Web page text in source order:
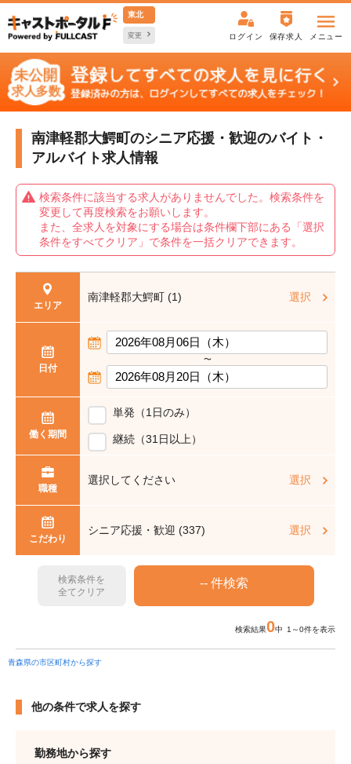
東北
変更 ログイン 保存求人 メニュー
南津軽郡大鰐町のシニア応援・歓迎のバイト・
アルバイト求人情報
検索条件に該当する求人がありませんでした。検索条件を
変更して再度検索をお願いします。
また、全求人を対象にする場合は条件欄下部にある「選択
条件をすべてクリア」で条件を一括クリアできます。
エリア
南津軽郡大鰐町 (1) 選択
日付
〜
働く期間
単発（1日のみ）
継続（31日以上）
職種
選択してください 選択
こだわり
シニア応援・歓迎 (337) 選択
検索条件を
全てクリア
検索結果0中 1～0件を表示
青森県の市区町村から探す
他の条件で求人を探す
勤務地から探す